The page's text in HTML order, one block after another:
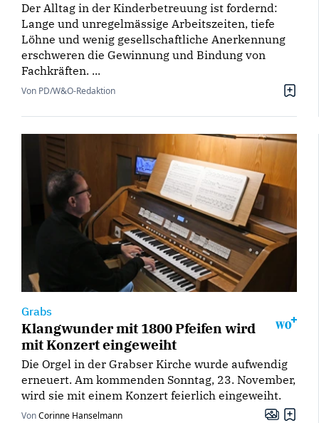
Der Alltag in der Kinderbetreuung ist fordernd:
Lange und unregelmässige Arbeitszeiten, tiefe
Löhne und wenig gesellschaftliche Anerkennung
erschweren die Gewinnung und Bindung von
Fachkräften. ...
Von PD/W&O-Redaktion
Grabs
Klangwunder mit 1800 Pfeifen wird
mit Konzert eingeweiht
Die Orgel in der Grabser Kirche wurde aufwendig
erneuert. Am kommenden Sonntag, 23. November,
wird sie mit einem Konzert feierlich eingeweiht.
VonCorinne Hanselmann